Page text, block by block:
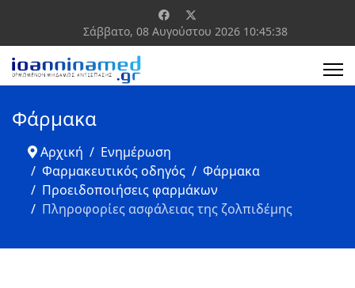
Σάββατο, 08 Αυγούστου 2026 10:45:38
Φάρμακα
Αρχική
Ενημέρωση
Φαρμακευτικός οδηγός
Φάρμακα
Προειδοποιήσεις φαρμάκων
Πληροφορίες ασφάλειας της ζολπιδέμης